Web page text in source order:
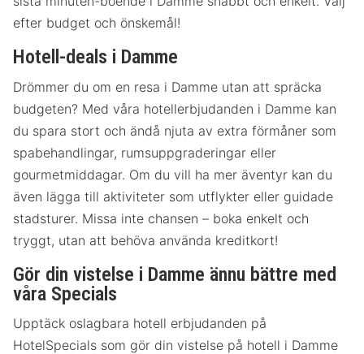
efter budget och önskemål!
Hotell-deals i Damme
Drömmer du om en resa i Damme utan att spräcka
budgeten? Med våra hotellerbjudanden i Damme kan
du spara stort och ändå njuta av extra förmåner som
spabehandlingar, rumsuppgraderingar eller
gourmetmiddagar. Om du vill ha mer äventyr kan du
även lägga till aktiviteter som utflykter eller guidade
stadsturer. Missa inte chansen – boka enkelt och
tryggt, utan att behöva använda kreditkort!
Gör din vistelse i Damme ännu bättre med
våra Specials
Upptäck oslagbara hotell erbjudanden på
HotelSpecials som gör din vistelse på hotell i Damme